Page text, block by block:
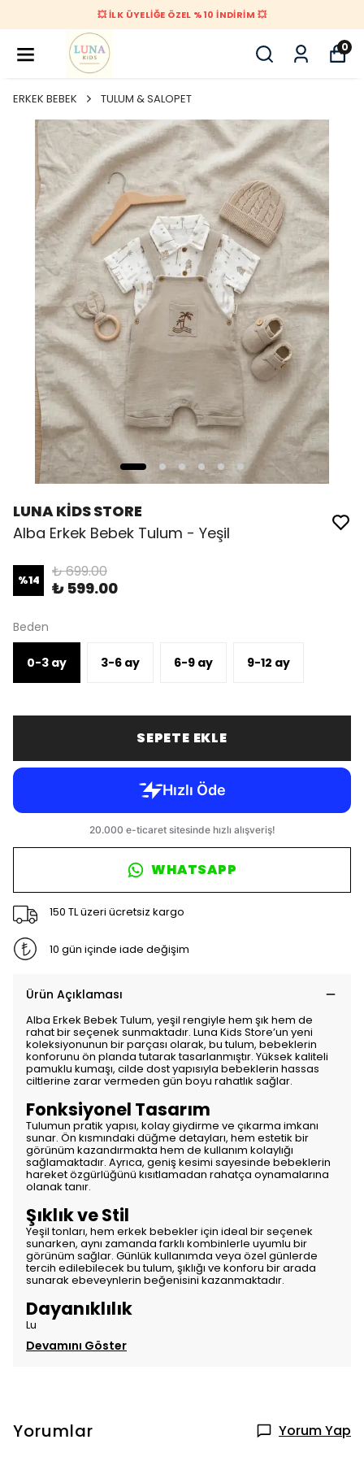
💥 İLK ÜYELİĞE ÖZEL %10 İNDİRİM 💥
0
ERKEK BEBEK TULUM & SALOPET
LUNA KİDS STORE
Alba Erkek Bebek Tulum - Yeşil
%14 ₺ 699.00
₺ 599.00
Beden
0-3 ay 3-6 ay 6-9 ay 9-12 ay
SEPETE EKLE
WHATSAPP
150 TL üzeri ücretsiz kargo
10 gün içinde iade değişim
Ürün Açıklaması
Alba Erkek Bebek Tulum, yeşil rengiyle hem şık hem de
rahat bir seçenek sunmaktadır. Luna Kids Store’un yeni
koleksiyonunun bir parçası olarak, bu tulum, bebeklerin
konforunu ön planda tutarak tasarlanmıştır. Yüksek kaliteli
pamuklu kumaşı, cilde dost yapısıyla bebeklerin hassas
ciltlerine zarar vermeden gün boyu rahatlık sağlar.
Fonksiyonel Tasarım
Tulumun pratik yapısı, kolay giydirme ve çıkarma imkanı
sunar. Ön kısmındaki düğme detayları, hem estetik bir
görünüm kazandırmakta hem de kullanım kolaylığı
sağlamaktadır. Ayrıca, geniş kesimi sayesinde bebeklerin
hareket özgürlüğünü kısıtlamadan rahatça oynamalarına
olanak tanır.
Şıklık ve Stil
Yeşil tonları, hem erkek bebekler için ideal bir seçenek
sunarken, aynı zamanda farklı kombinlerle uyumlu bir
görünüm sağlar. Günlük kullanımda veya özel günlerde
tercih edilebilecek bu tulum, şıklığı ve konforu bir arada
sunarak ebeveynlerin beğenisini kazanmaktadır.
Dayanıklılık
Lu
Devamını Göster
Yorumlar Yorum Yap